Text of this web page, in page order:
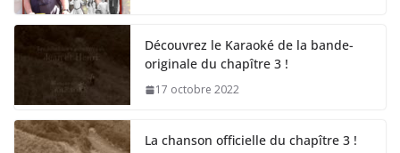
Découvrez le Karaoké de la bande-
originale du chapître 3 !
17 octobre 2022
La chanson officielle du chapître 3 !